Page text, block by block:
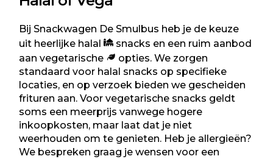
Bij Snackwagen De Smulbus heb je de keuze
uit heerlijke halal
snacks en een ruim aanbod
aan vegetarische
opties. We zorgen
standaard voor halal snacks op specifieke
locaties, en op verzoek bieden we gescheiden
frituren aan. Voor vegetarische snacks geldt
soms een meerprijs vanwege hogere
inkoopkosten, maar laat dat je niet
weerhouden om te genieten. Heb je allergieën?
We bespreken graag je wensen voor een